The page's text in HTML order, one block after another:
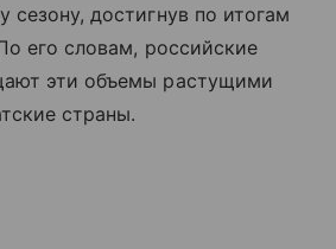
сезону, достигнув по итогам
его словам, российские
эти объемы растущими
страны.